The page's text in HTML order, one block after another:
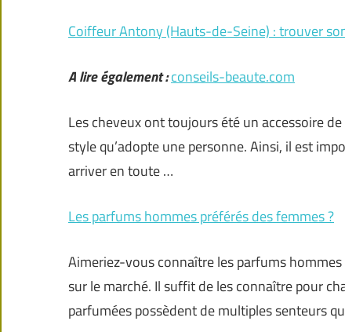
Coiffeur Antony (Hauts-de-Seine) : trouver
A lire également :conseils-beaute.com
Les cheveux ont toujours été un accessoire
style qu’adopte une personne. Ainsi, il est
arriver en toute …
Les parfums hommes préférés des femmes ?
Aimeriez-vous connaître les parfums
sur le marché. Il suffit de les connaître pour
parfumées possèdent de multiples senteurs